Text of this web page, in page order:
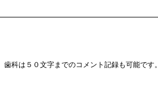
科は５０文字までのコメント記録も可能です。